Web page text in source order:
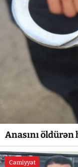
Anasını öldürən
Cəmiyyət